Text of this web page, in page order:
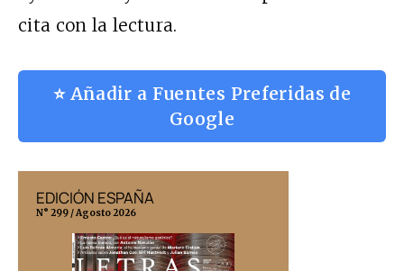
cita con la lectura.
⭐ Añadir a Fuentes Preferidas de
Google
EDICIÓN ESPAÑA
N° 299 / Agosto 2026